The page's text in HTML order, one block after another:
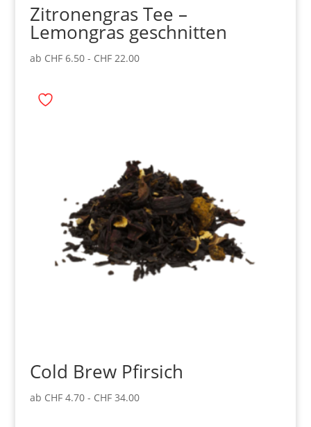
Zitronengras Tee –
Lemongras geschnitten
ab CHF6.50- CHF22.00
Cold Brew Pfirsich
ab CHF4.70- CHF34.00